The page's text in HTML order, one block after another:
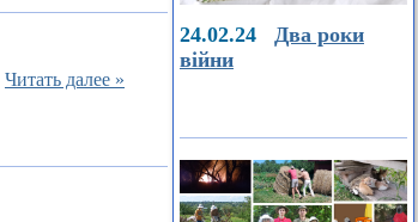
Читать далее »
24.02.24 Два роки
війни